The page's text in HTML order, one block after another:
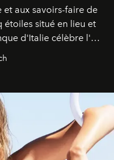
aux savoirs-faire de
étoiles situé en lieu et
d'Italie célèbre l'art
intemporelle.